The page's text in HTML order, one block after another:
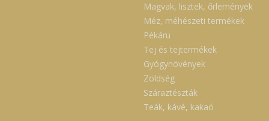
Magvak, lisztek, őrlemények
Méz, méhészeti termékek
Pékáru
Tej és tejtermékek
Gyógynövények
Zöldség
Száraztészták
Teák, kávé, kakaó